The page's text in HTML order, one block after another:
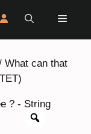
Menu
What can that